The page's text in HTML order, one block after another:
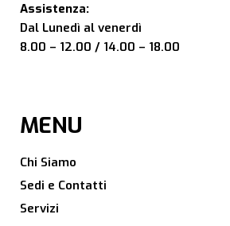
Assistenza:
Dal Lunedì al venerdì
8.00 – 12.00 / 14.00 – 18.00
MENU
Chi Siamo
Sedi e Contatti
Servizi